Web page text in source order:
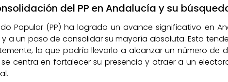
del PP en Andalucía y su
Popular (PP) ha logrado un avance significativo en
y a un paso de consolidar su mayoría absoluta. Esta
lo que podría llevarlo a alcanzar un número de
se centra en fortalecer su presencia y atraer a un